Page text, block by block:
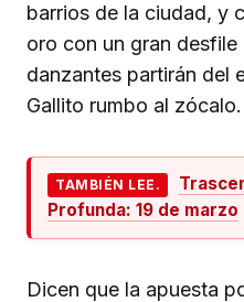
barrios de la ciudad, y
oro con un gran
danzantes partirán del
Gallito rumbo al zócalo.
TAMBIÉN LEE.
Profunda: 19 de marzo
Dicen que la apuesta